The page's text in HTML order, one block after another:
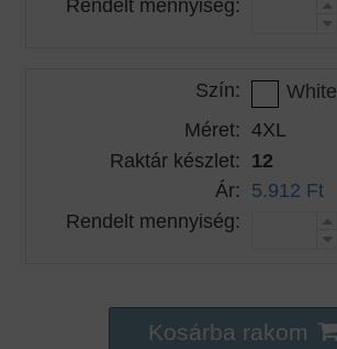
Szín:
White
Méret: 4XL
Raktár készlet: 12
Ár: 5.912 Ft
Rendelt mennyiség:
Kosárba rakom